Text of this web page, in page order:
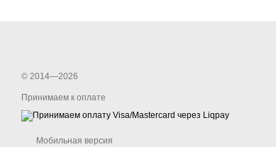
© 2014—2026
Принимаем к оплате
Мобильная версия